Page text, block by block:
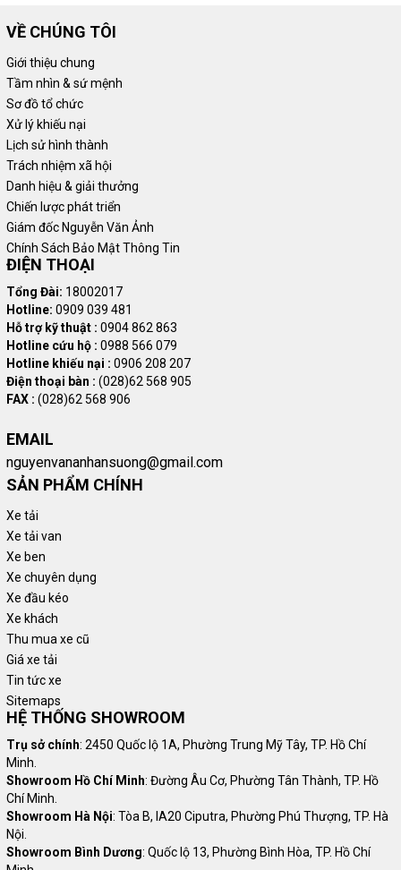
VỀ CHÚNG TÔI
Giới thiệu chung
Tầm nhìn & sứ mệnh
Sơ đồ tổ chức
Xử lý khiếu nại
Lịch sử hình thành
Trách nhiệm xã hội
Danh hiệu & giải thưởng
Chiến lược phát triển
Giám đốc Nguyễn Văn Ảnh
Chính Sách Bảo Mật Thông Tin
ĐIỆN THOẠI
Tổng Đài: 18002017
Hotline: 0909 039 481
Hỗ trợ kỹ thuật : 0904 862 863
Hotline cứu hộ : 0988 566 079
Hotline khiếu nại : 0906 208 207
Điện thoại bàn : (028)62 568 905
FAX : (028)62 568 906
EMAIL
nguyenvananhansuong@gmail.com
SẢN PHẨM CHÍNH
Xe tải
Xe tải van
Xe ben
Xe chuyên dụng
Xe đầu kéo
Xe khách
Thu mua xe cũ
Giá xe tải
Tin tức xe
Sitemaps
HỆ THỐNG SHOWROOM
Trụ sở chính: 2450 Quốc lộ 1A, Phường Trung Mỹ Tây, TP. Hồ Chí
Minh.
Showroom Hồ Chí Minh: Đường Âu Cơ, Phường Tân Thành, TP. Hồ
Chí Minh.
Showroom Hà Nội: Tòa B, IA20 Ciputra, Phường Phú Thượng, TP. Hà
Nội.
Showroom Bình Dương: Quốc lộ 13, Phường Bình Hòa, TP. Hồ Chí